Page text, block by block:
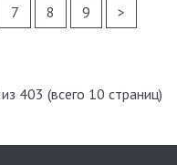
7 8 9
>
403 (всего 10 страниц)